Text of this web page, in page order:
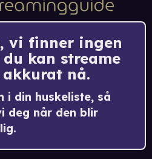
vi finner ingen
kan streame
akkurat nå.
i din huskeliste, så
deg når den blir